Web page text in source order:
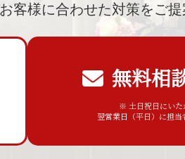
お客様に合わせた対策をご
無料相
※ 土日祝日にいた
翌営業日（平日）に担当